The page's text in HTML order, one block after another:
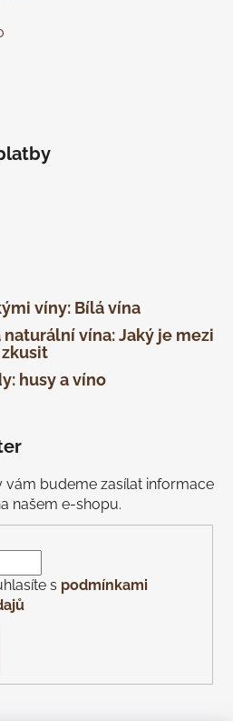
víny: Bílá vína
vína: Jaký je mezi
husy a víno
budeme zasílat informace
našem e-shopu.
s podmínkami